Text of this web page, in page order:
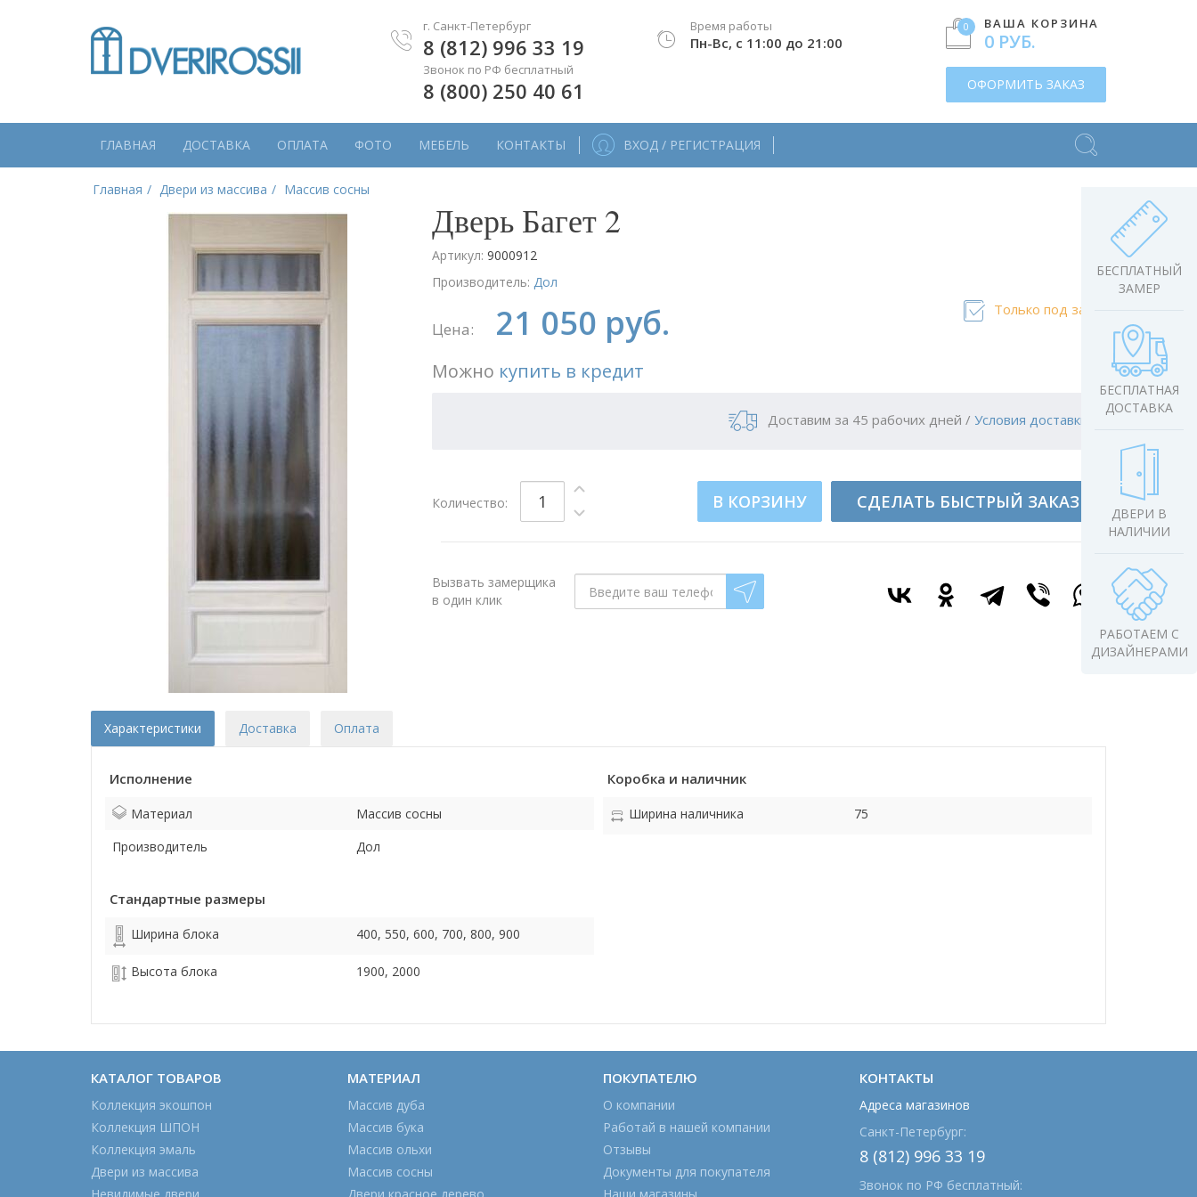
г. Санкт-Петербург
8 (812) 996 33 19
Звонок по РФ бесплатный
8 (800) 250 40 61
0 ВАША КОРЗИНА
0 РУБ.
ОФОРМИТЬ ЗАКАЗ
Время работы
Пн-Вс, с 11:00 до 21:00
ГЛАВНАЯ ДОСТАВКА ОПЛАТА ФОТО МЕБЕЛЬ КОНТАКТЫ ВХОД / РЕГИСТРАЦИЯ
БЕСПЛАТНЫЙ
ЗАМЕР
БЕСПЛАТНАЯ
ДОСТАВКА
ДВЕРИ В
НАЛИЧИИ
РАБОТАЕМ С
ДИЗАЙНЕРАМИ
Главная Двери из массива Массив сосны
Дверь Багет 2
Артикул:9000912
Производитель:Дол
Цена: 21 050 руб. Только под заказ
Можно купить в кредит
Доставим за 45 рабочих дней / Условия доставки
Количество: В КОРЗИНУ СДЕЛАТЬ БЫСТРЫЙ ЗАКАЗ
Вызвать замерщика
в один клик
Характеристики Доставка Оплата
Исполнение
Материал
Массив сосны
Производитель
Дол
Коробка и наличник
Ширина наличника 75
Стандартные размеры
Ширина блока 400, 550, 600, 700, 800, 900
Высота блока 1900, 2000
КАТАЛОГ ТОВАРОВ
Коллекция экошпон
Коллекция ШПОН
Коллекция эмаль
Двери из массива
МАТЕРИАЛ
Массив дуба
Массив бука
Массив ольхи
Массив сосны
ПОКУПАТЕЛЮ
О компании
Работай в нашей компании
Отзывы
Документы для покупателя
КОНТАКТЫ
Адреса магазинов
Санкт-Петербург:
8 (812) 996 33 19
Звонок по РФ бесплатный: